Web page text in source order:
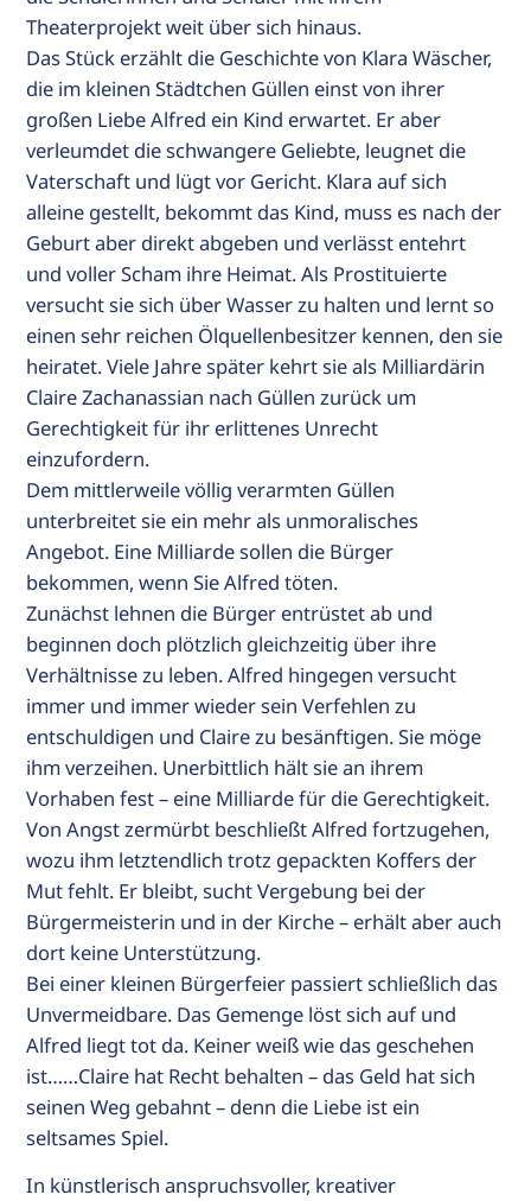
Theaterprojekt weit über sich hinaus.
Das Stück erzählt die Geschichte von Klara Wäscher,
die im kleinen Städtchen Güllen einst von ihrer
großen Liebe Alfred ein Kind erwartet. Er aber
verleumdet die schwangere Geliebte, leugnet die
Vaterschaft und lügt vor Gericht. Klara auf sich
alleine gestellt, bekommt das Kind, muss es nach der
Geburt aber direkt abgeben und verlässt entehrt
und voller Scham ihre Heimat. Als Prostituierte
versucht sie sich über Wasser zu halten und lernt so
einen sehr reichen Ölquellenbesitzer kennen, den sie
heiratet. Viele Jahre später kehrt sie als Milliardärin
Claire Zachanassian nach Güllen zurück um
Gerechtigkeit für ihr erlittenes Unrecht
einzufordern.
Dem mittlerweile völlig verarmten Güllen
unterbreitet sie ein mehr als unmoralisches
Angebot. Eine Milliarde sollen die Bürger
bekommen, wenn Sie Alfred töten.
Zunächst lehnen die Bürger entrüstet ab und
beginnen doch plötzlich gleichzeitig über ihre
Verhältnisse zu leben. Alfred hingegen versucht
immer und immer wieder sein Verfehlen zu
entschuldigen und Claire zu besänftigen. Sie möge
ihm verzeihen. Unerbittlich hält sie an ihrem
Vorhaben fest – eine Milliarde für die Gerechtigkeit.
Von Angst zermürbt beschließt Alfred fortzugehen,
wozu ihm letztendlich trotz gepackten Koffers der
Mut fehlt. Er bleibt, sucht Vergebung bei der
Bürgermeisterin und in der Kirche – erhält aber auch
dort keine Unterstützung.
Bei einer kleinen Bürgerfeier passiert schließlich das
Unvermeidbare. Das Gemenge löst sich auf und
Alfred liegt tot da. Keiner weiß wie das geschehen
ist……Claire hat Recht behalten – das Geld hat sich
seinen Weg gebahnt – denn die Liebe ist ein
seltsames Spiel.
In künstlerisch anspruchsvoller, kreativer